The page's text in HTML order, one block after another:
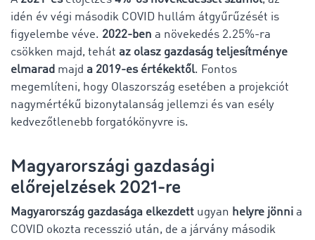
idén év végi második COVID hullám átgyűrűzését is
figyelembe véve. 2022-ben a növekedés 2.25%-ra
csökken majd, tehát az olasz gazdaság teljesítménye
elmarad majd a 2019-es értékektől. Fontos
megemlíteni, hogy Olaszország esetében a projekciót
nagymértékű bizonytalanság jellemzi és van esély
kedvezőtlenebb forgatókönyvre is.
Magyarországi gazdasági
előrejelzések 2021-re
Magyarország gazdasága elkezdett ugyan helyre jönni a
COVID okozta recesszió után, de a járvány második